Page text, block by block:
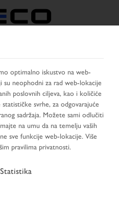
PROMIJENI JEZIK
optimalno iskustvo na web-
neophodni za rad web-lokacije
poslovnih ciljeva, kao i količiće
svrhe, za odgovarajuće
sadržaja. Možete sami odlučiti
na umu da na temelju vaših
sve funkcije web-lokacije. Više
pravilima privatnosti.
Statistika